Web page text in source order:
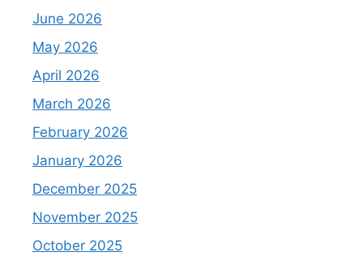
June 2026
May 2026
April 2026
March 2026
February 2026
January 2026
December 2025
November 2025
October 2025